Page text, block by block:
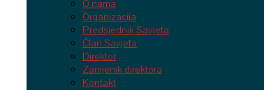
O nama
Organizacija
Predsjednik Savjeta
Član Savjeta
Direktor
Zamjenik direktora
Kontakt